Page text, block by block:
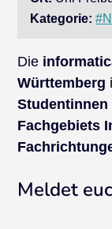
Kategorie:
Die
Württemberg
Fachgebiets
Meldet